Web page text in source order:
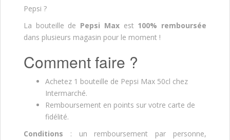
Pepsi ?
La bouteille de Pepsi Maxest 100% remboursée
dans plusieurs magasin pour le moment !
Comment faire ?
Achetez 1 bouteille de Pepsi Max 50cl chez
Intermarché.
Remboursement en points sur votre carte de
fidélité.
Conditions : un remboursement par personne,